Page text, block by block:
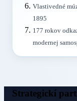
Vlastivedné
1895
177 rokov
modernej
Strategickí